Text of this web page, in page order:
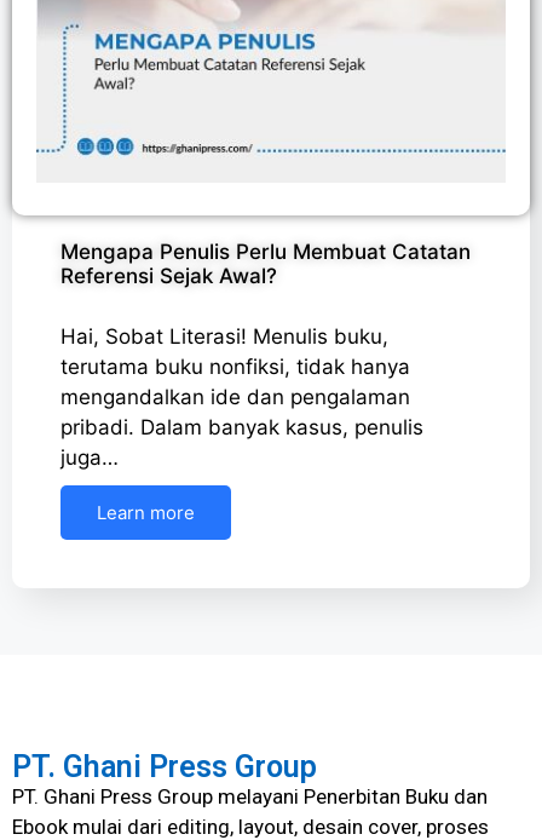
Mengapa Penulis Perlu Membuat Catatan
Referensi Sejak Awal?
Hai, Sobat Literasi! Menulis buku,
terutama buku nonfiksi, tidak hanya
mengandalkan ide dan pengalaman
pribadi. Dalam banyak kasus, penulis
juga…
Learn more
PT. Ghani Press Group
PT. Ghani Press Group melayani Penerbitan Buku dan
Ebook mulai dari editing, layout, desain cover, proses